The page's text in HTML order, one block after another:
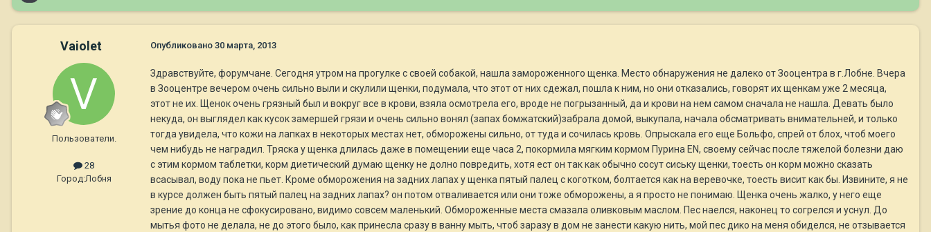
Vaiolet
Пользователи.
28
Город:Лобня
Опубликовано 30 марта, 2013
Здравствуйте, форумчане. Сегодня утром на прогулке с своей собакой, нашла замороженного щенка. Место обнаружения не далеко от Зооцентра в г.Лобне. Вчера
в Зооцентре вечером очень сильно выли и скулили щенки, подумала, что этот от них сдежал, пошла к ним, но они отказались, говорят их щенкам уже 2 месяца,
этот не их. Щенок очень грязный был и вокруг все в крови, взяла осмотрела его, вроде не погрызанный, да и крови на нем самом сначала не нашла. Девать было
некуда, он выглядел как кусок замершей грязи и очень сильно вонял (запах бомжатский)забрала домой, выкупала, начала обсматривать внимательней, и только
тогда увидела, что кожи на лапках в некоторых местах нет, обморожены сильно, от туда и сочилась кровь. Опрыскала его еще Больфо, спрей от блох, чтоб моего
чем нибудь не наградил. Тряска у щенка длилась даже в помещении еще часа 2, покормила мягким кормом Пурина ЕN, своему сейчас после тяжелой болезни даю
с этим кормом таблетки, корм диетический думаю щенку не долно повредить, хотя ест он так как обычно сосут сиську щенки, тоесть он корм можно сказать
всасывал, воду пока не пьет. Кроме обморожения на задних лапах у щенка пятый палец с коготком, болтается как на веревочке, тоесть висит как бы. Извините, я не
в курсе должен быть пятый палец на задних лапах? он потом отваливается или они тоже обморожены, а я просто не понимаю. Щенка очень жалко, у него еще
зрение до конца не сфокусировано, видимо совсем маленький. Обмороженные места смазала оливковым маслом. Пес наелся, наконец то согрелся и уснул. До
мытья фото не делала, не до этого было, как принесла сразу в ванну мыть, чтоб заразу в дом не занести какую нить, мой пес дико на меня обиделся, не отзывается